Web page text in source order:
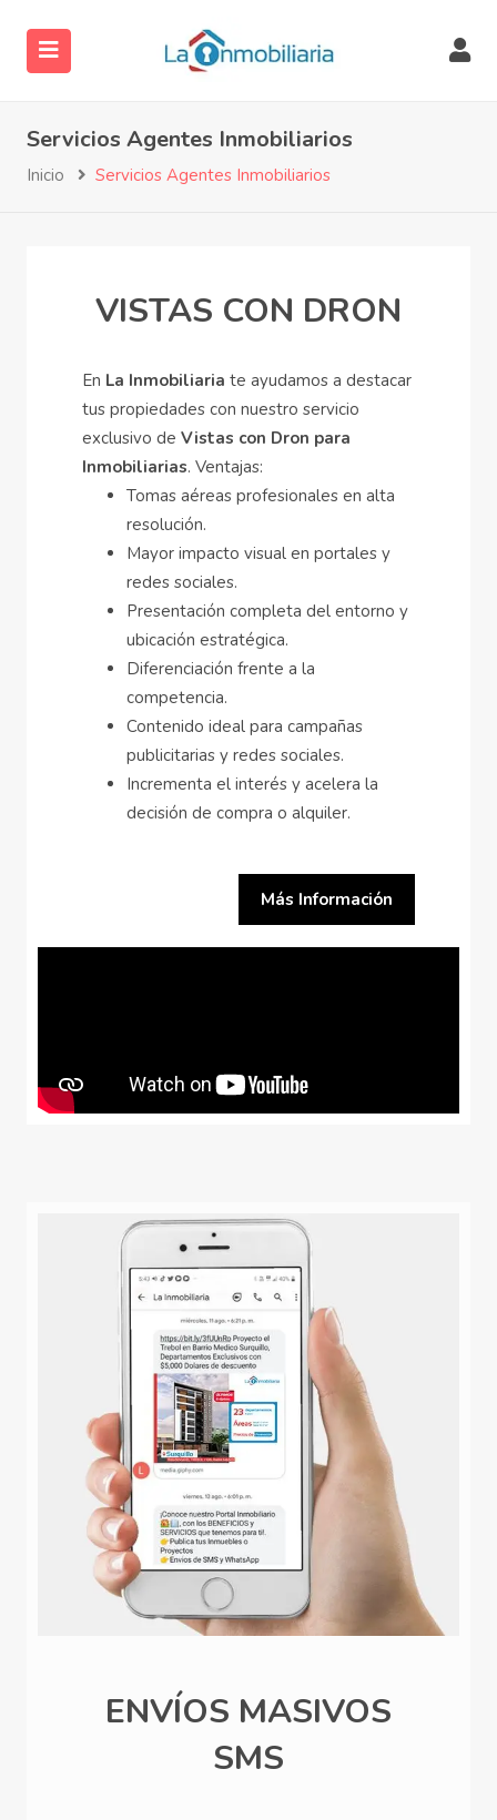
(Servicios)
(Directorio)
Servicios Agentes Inmobiliarios
Inicio Servicios Agentes Inmobiliarios
VISTAS CON DRON
En La Inmobiliaria te ayudamos a destacar
tus propiedades con nuestro servicio
exclusivo de Vistas con Dron para
Inmobiliarias . Ventajas:
Tomas aéreas profesionales en alta
resolución.
Mayor impacto visual en portales y
redes sociales.
Presentación completa del entorno y
ubicación estratégica.
Diferenciación frente a la
competencia.
Contenido ideal para campañas
publicitarias y redes sociales.
Incrementa el interés y acelera la
decisión de compra o alquiler.
Más Información
ENVÍOS MASIVOS
SMS